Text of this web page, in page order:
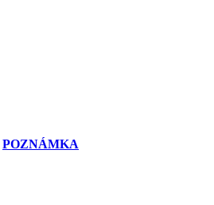
POZNÁMKA